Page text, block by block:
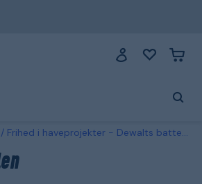
Frihed i haveprojekter - Dewalts batteridrevne maskiner